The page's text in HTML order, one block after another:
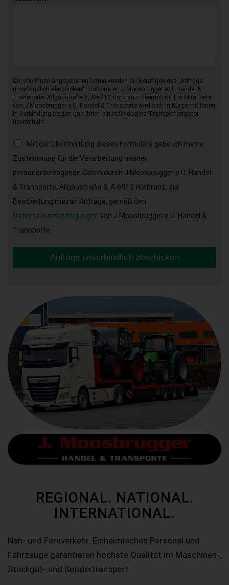
Die von Ihnen angegebenen Daten werden bei Betätigen des „Anfrage
unverbindlich abschicken“–Buttons an J.Moosbrugger e.U. Handel &
Transporte, Allgäustraße 8, A-6912 Hörbranz, übermittelt. Ein Mitarbeiter
von J.Moosbrugger e.U. Handel & Transporte wird sich in Kürze mit Ihnen
in Verbindung setzen und Ihnen ein individuelles Transportangebot
übermitteln.
Mit der Übermittlung dieses Formulars gebe ich meine
Zustimmung für die Verarbeitung meiner
personenbezogenen Daten durch J.Moosbrugger e.U. Handel
& Transporte, Allgäustraße 8, A-6912 Hörbranz, zur
Bearbeitung meiner Anfrage, gemäß den
Datenschutzbedingungen von J.Moosbrugger e.U. Handel &
Transporte.
Anfrage unverbindlich abschicken
REGIONAL. NATIONAL.
INTERNATIONAL.
Nah- und Fernverkehr. Einheimisches Personal und
Fahrzeuge garantieren höchste Qualität im Maschinen-,
Stückgut- und Sondertransport.